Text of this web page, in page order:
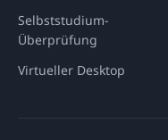
Selbststudium-
Überprüfung
Virtueller Desktop